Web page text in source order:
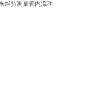
维持测量管内流动